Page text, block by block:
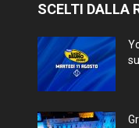
SCELTI DALLA